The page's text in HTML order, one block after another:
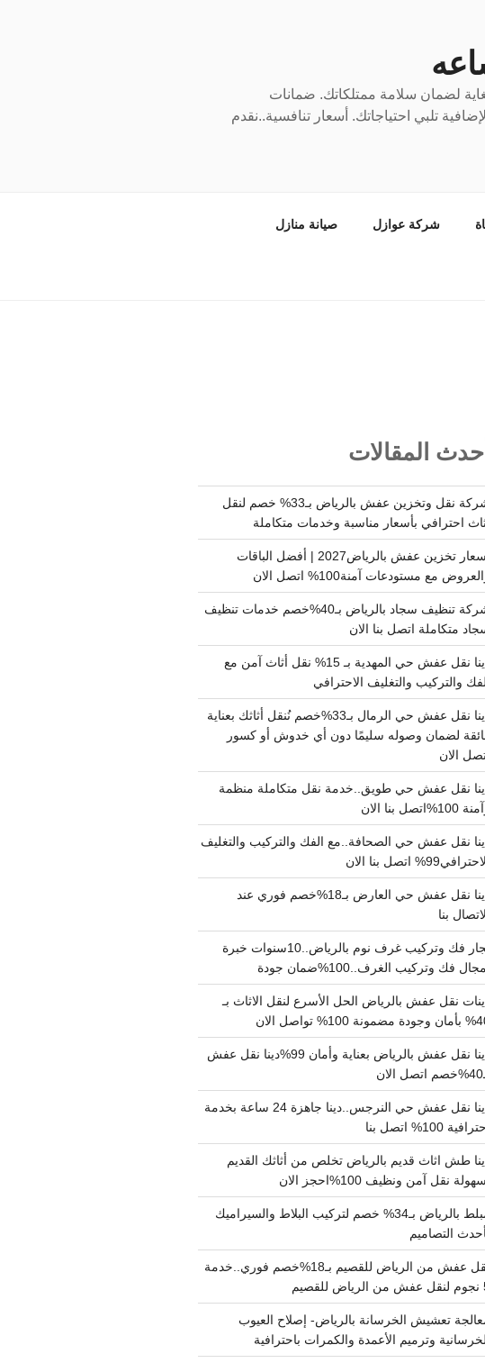
لضمان سلامة ممتلكاتك. ضمانات
تلبي احتياجاتك. أسعار تنافسية..نقدم
شركة عوازل صيانة منازل
أحدث المقالات
شركة نقل وتخزين عفش بالرياض بـ33% خصم لنقل
احترافي بأسعار مناسبة وخدمات متكاملة
أسعار تخزين عفش بالرياض2027 | أفضل الباقات
مع مستودعات آمنة100% اتصل الان
شركة تنظيف سجاد بالرياض بـ40%خصم خدمات تنظيف
متكاملة اتصل بنا الان
دينا نقل عفش حي المهدية بـ 15% نقل أثاث آمن مع
والتركيب والتغليف الاحترافي
دينا نقل عفش حي الرمال بـ33%خصم نُنقل أثاثك بعناية
لضمان وصوله سليمًا دون أي خدوش أو كسور
الان
نقل عفش حي طويق..خدمة نقل متكاملة منظمة
بنا الان
نقل عفش حي الصحافة..مع الفك والتركيب والتغليف
اتصل بنا الان
دينا نقل عفش حي العارض بـ18%خصم فوري عند
بنا
نجار فك وتركيب غرف نوم بالرياض..10سنوات خبرة
فك وتركيب الغرف..100%ضمان جودة
نقل عفش بالرياض الحل الأسرع لنقل الاثاث بـ
100% تواصل الان
دينا نقل عفش بالرياض بعناية وأمان 99%دينا نقل عفش
دينا نقل عفش حي النرجس..دينا جاهزة 24 ساعة بخدمة
100% اتصل بنا
طش اثاث قديم بالرياض تخلص من أثاثك القديم
نقل آمن ونظيف 100%احجز الان
مبلط بالرياض بـ34% خصم لتركيب البلاط والسيراميك
التصاميم
نقل عفش من الرياض للقصيم بـ18%خصم فوري..خدمة
تعشيش الخرسانة بالرياض- إصلاح العيوب
وترميم الأعمدة والكمرات باحترافية